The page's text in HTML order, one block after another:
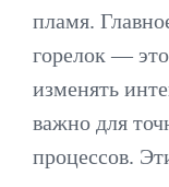
пламя.
горелок —
изменять
важно для
процессов.